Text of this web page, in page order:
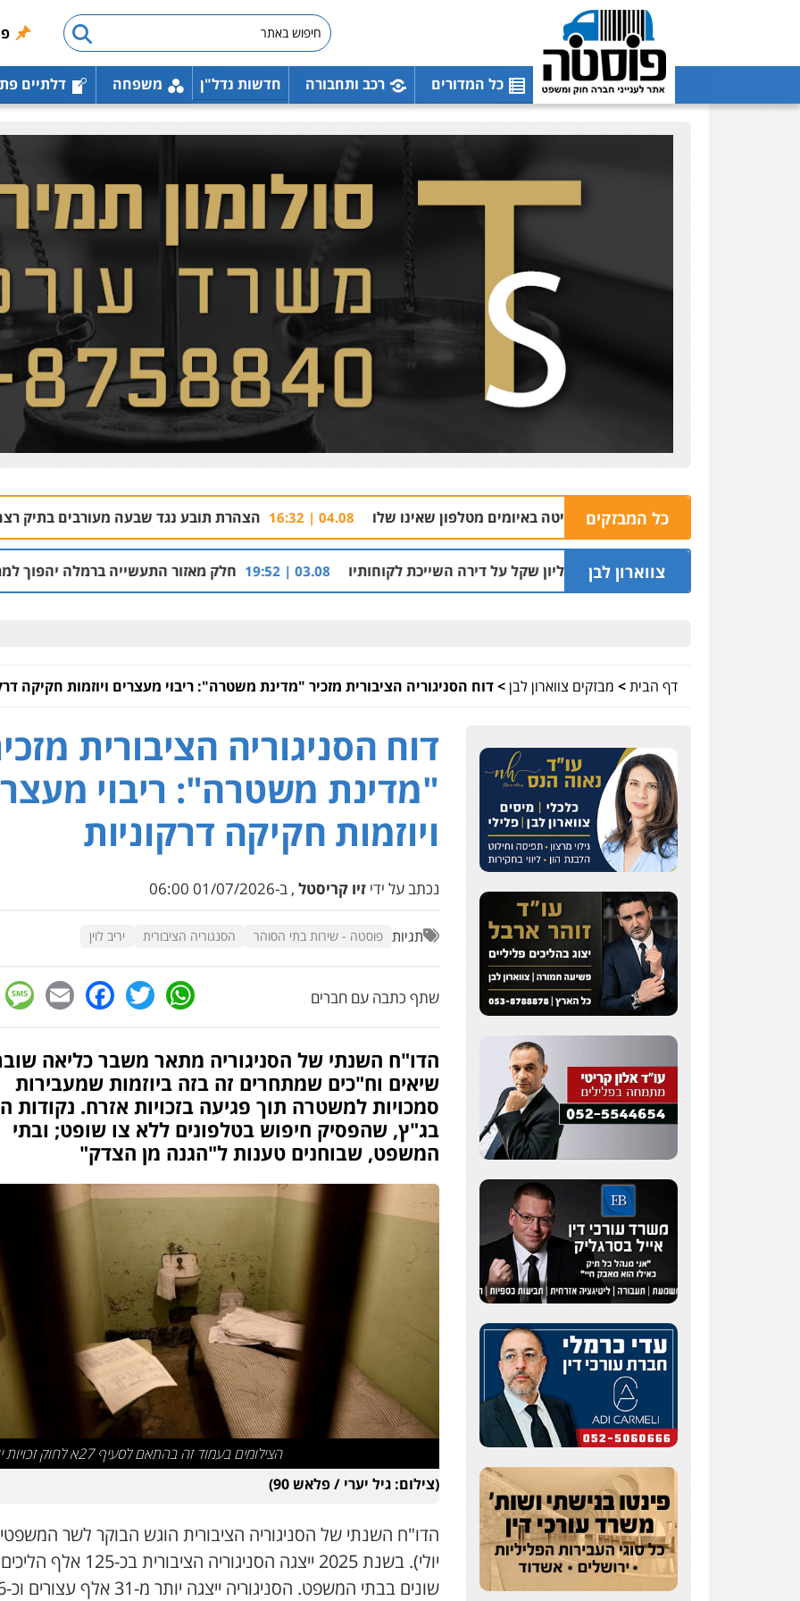
כל המדורים רכב ותחבורה חדשות נדל"ן משפחה דלתיים
כל המבזקים 04.08 | 16:32 הצהרת תובע נגד שבעה מעורבים בתיק רצח בניהו רזי
צווארון לבן
שעקץ שני מיליון שקל על דירה השייכת לקוחותיו 03.08 | 19:52 חלק מאזור התעשייה ברמלה יהפוך למתחם מגורים עם 1,700 יחידות דיור
דף הבית> מבזקים צווארון לבן>דוח הסניגוריה הציבורית מזכיר "מדינת משטרה": ריבוי מעצרים ויוזמות חקיקה
דוח הסניגוריה הציבורית
"מדינת משטרה": ריבוי
ויוזמות חקיקה דרקוניות
נכתב על ידי זיו קריסטל , ב-01/07/2026 06:00
תגיות פוסטה - שירות בתי הסוהר הסנגוריה הציבורית יריב לוין
שתף כתבה עם חברים WhatsApp
Twitter
הדו"ח השנתי של הסניגוריה מתאר משבר כליאה
שיאים וח"כים שמתחרים זה בזה ביוזמות שמעבירות
סמכויות למשטרה תוך פגיעה בזכויות אזרח. נקודות
בג"ץ, שהפסיק חיפוש בטלפונים ללא צו שופט; ובתי
המשפט, שבוחנים טענות ל"הגנה מן הצדק"
הצילומים בעמוד זה בהתאם לסעיף 27א לחוק זכויות יוצרים
(צילום: גיל יערי / פלאש 90)
יולי). בשנת 2025 ייצגה הסניגוריה הציבורית בכ-125 אלף הליכים
שונים